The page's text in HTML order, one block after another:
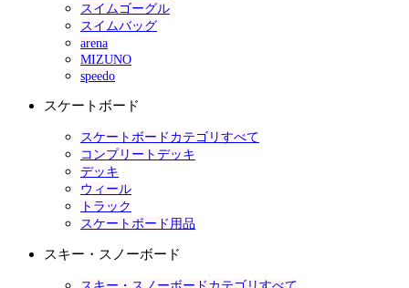
スイムゴーグル
スイムバッグ
arena
MIZUNO
speedo
スケートボード
スケートボードカテゴリすべて
コンプリートデッキ
デッキ
ウィール
トラック
スケートボード用品
スキー・スノーボード